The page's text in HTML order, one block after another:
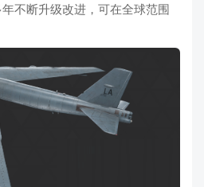
不断升级改进，可在全球范围